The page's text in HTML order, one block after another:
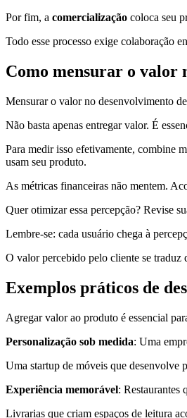
Por fim, a comercialização coloca seu
Todo esse processo exige colaboração
Como mensurar o valor
Mensurar o valor no desenvolvimento
Não basta apenas entregar valor. É
Para medir isso efetivamente, combine
usam seu produto.
As métricas financeiras não mentem.
Quer otimizar essa percepção? Revise
Lembre-se: cada usuário chega à
O valor percebido pelo cliente se traduz
Exemplos práticos de
Agregar valor ao produto é essencial
Personalização sob medida: Uma
Uma startup de móveis que desenvolve
Experiência memorável: Restaurantes
Livrarias que criam espaços de leitura